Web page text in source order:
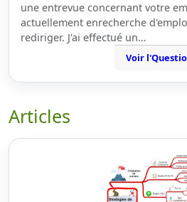
une entrevue concernant votre
actuellement enrecherche
rediriger. J'ai effectué un…
Voir
Articles